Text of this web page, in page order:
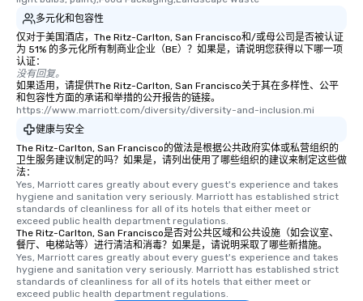
多元化和包容性
仅对于美国酒店，The Ritz-Carlton, San Francisco和/或母公司是否被认证
为 51% 的多元化所有制商业企业（BE）？如果是，请说明您获得以下哪一项
认证：
没有回复。
如果适用，请提供The Ritz-Carlton, San Francisco关于其在多样性、公平
和包容性方面的承诺和举措的公开报告的链接。
https://www.marriott.com/diversity/diversity-and-inclusion.mi
健康与安全
The Ritz-Carlton, San Francisco的做法是根据公共政府实体或私营组织的
卫生服务建议制定的吗？如果是，请列出使用了哪些组织的建议来制定这些做
法：
Yes, Marriott cares greatly about every guest's experience and takes
hygiene and sanitation very seriously. Marriott has established strict
standards of cleanliness for all of its hotels that either meet or
exceed public health department regulations.
The Ritz-Carlton, San Francisco是否对公共区域和公共设施（如会议室、
餐厅、电梯站等）进行清洁和消毒？如果是，请说明采取了哪些新措施。
Yes, Marriott cares greatly about every guest's experience and takes
hygiene and sanitation very seriously. Marriott has established strict
standards of cleanliness for all of its hotels that either meet or
exceed public health department regulations.